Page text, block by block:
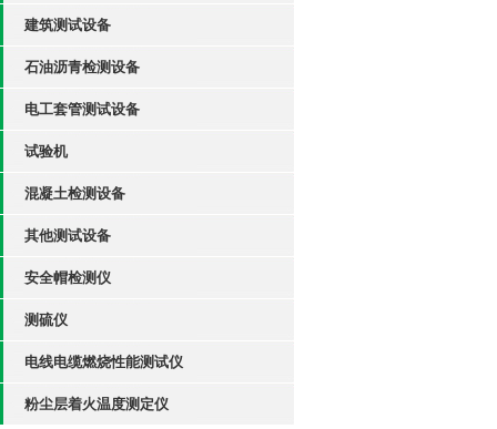
建筑测试设备
石油沥青检测设备
电工套管测试设备
试验机
混凝土检测设备
其他测试设备
安全帽检测仪
测硫仪
电线电缆燃烧性能测试仪
粉尘层着火温度测定仪